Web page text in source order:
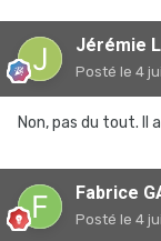
Jérémie
Posté le 4
Non, pas du tout. Il
Fabrice
Posté le 4